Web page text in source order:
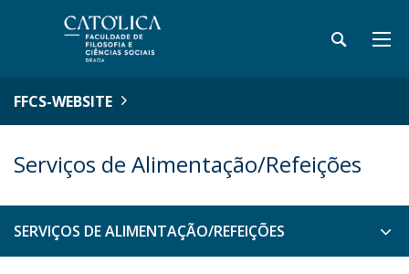
FFCS-WEBSITE
Serviços de Alimentação/Refeições
SERVIÇOS DE ALIMENTAÇÃO/REFEIÇÕES